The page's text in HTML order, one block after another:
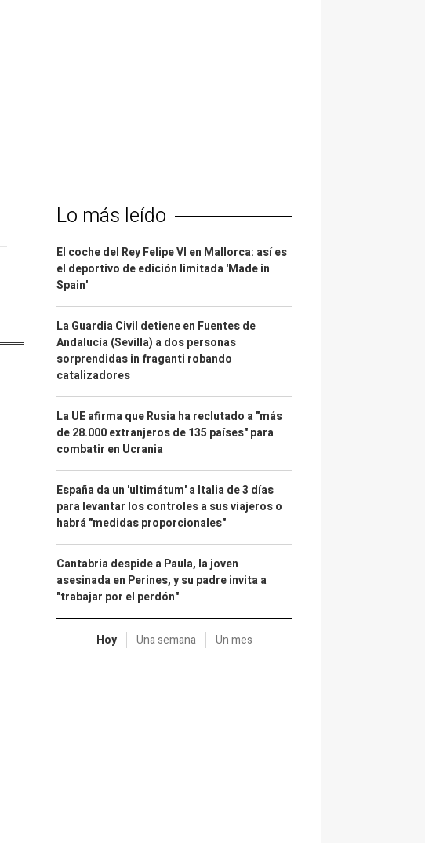
Lo más leído
El coche del Rey Felipe VI en Mallorca: así es
el deportivo de edición limitada 'Made in
Spain'
La Guardia Civil detiene en Fuentes de
Andalucía (Sevilla) a dos personas
sorprendidas in fraganti robando
catalizadores
La UE afirma que Rusia ha reclutado a "más
de 28.000 extranjeros de 135 países" para
combatir en Ucrania
España da un 'ultimátum' a Italia de 3 días
para levantar los controles a sus viajeros o
habrá "medidas proporcionales"
Cantabria despide a Paula, la joven
asesinada en Perines, y su padre invita a
"trabajar por el perdón"
Hoy Una semana Un mes